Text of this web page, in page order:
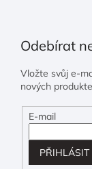
Odebírat
Vložte svůj e-
nových
E-mail
PŘIHLÁSIT